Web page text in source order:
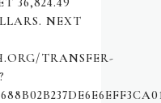
NEXT
TRANSFER-